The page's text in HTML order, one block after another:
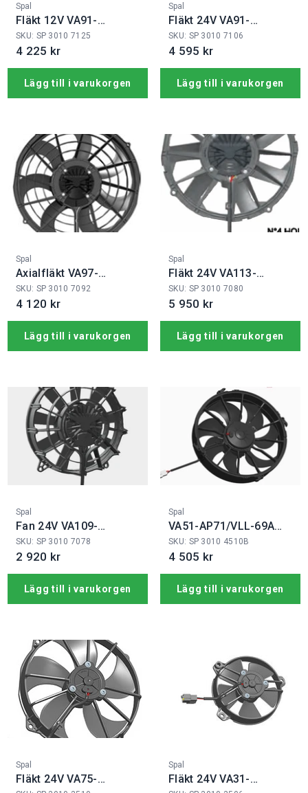
Fabrikat:
Spal
Fläkt 12V VA91-
ABL326P/N-65A
SKU: SP 3010 7125
4 225 kr
Lägg till i varukorgen
Fabrikat:
Spal
Fläkt 24V VA91-
BBL341PRAN-65A
SKU: SP 3010 7106
4 595 kr
Lägg till i varukorgen
Fabrikat:
Spal
Axialfläkt VA97-
BBL339P/N-103A
SKU: SP 3010 7092
4 120 kr
Lägg till i varukorgen
Fabrikat:
Spal
Fläkt 24V VA113-
BBL504PN-94A
SKU: SP 3010 7080
5 950 kr
Lägg till i varukorgen
Fabrikat:
Spal
Fan 24V VA109-
BBL330PN-109A
SKU: SP 3010 7078
2 920 kr
Lägg till i varukorgen
Fabrikat:
Spal
VA51-AP71/VLL-69A
12V
SKU: SP 3010 4510B
4 505 kr
Lägg till i varukorgen
Fabrikat:
Spal
Fläkt 24V VA75-
Fabrikat:
Spal
Fläkt 24V VA31-